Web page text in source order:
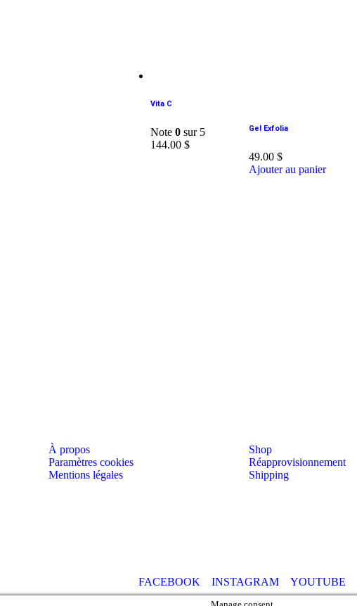
Vita C
Note 0sur 5
144.00 $
Gel Exfolia
49.00 $
Ajouter au panier
À propos
Paramètres cookies
Mentions légales
Shop
Réapprovisionnement
Shipping
FACEBOOK INSTAGRAM YOUTUBE